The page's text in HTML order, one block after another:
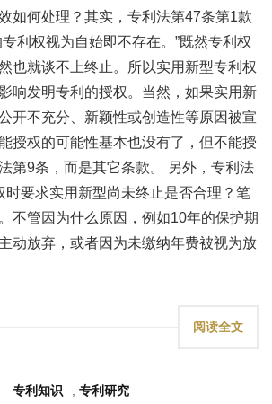
如何处理？其实，专利法第47条第1款
利权视为自始即不存在。”既然专利权
也就谈不上终止。所以实用新型专利权
响发明专利的授权。当然，如果实用新
开不充分、新颖性或创造性等原因被宣
授权的可能性基本也没有了，但不能授
第9条，而是其它条款。 另外，专利法
时要求实用新型尚未终止是否合理？笔
不管因为什么原因，例如10年的保护期
动放弃，或者因为未缴纳年费被视为放
阅读全文
专利知识 专利研究